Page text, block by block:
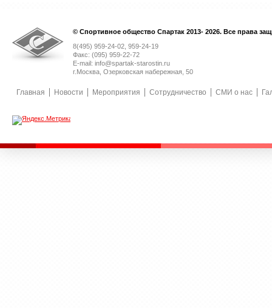
© Спортивное общество Спартак 2013- 2026. Все права
8(495) 959-24-02, 959-24-19
Факс: (095) 959-22-72
E-mail: info@spartak-starostin.ru
г.Москва, Озерковская набережная, 50
Главная Новости Мероприятия Сотрудничество СМИ о нас